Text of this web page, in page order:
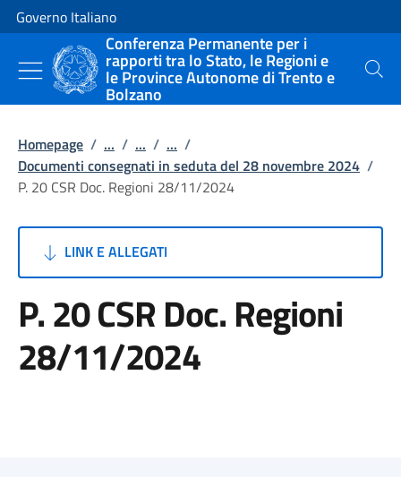
Vai al contenuto
Vai alla navigazione del sito
Governo Italiano
Conferenza Permanente per i
rapporti tra lo Stato, le Regioni e
le Province Autonome di Trento e
Bolzano
Cerca
Homepage / ... / ... / ... /
Documenti consegnati in seduta del 28 novembre 2024 /
P. 20 CSR Doc. Regioni 28/11/2024
LINK E ALLEGATI
P. 20 CSR Doc. Regioni
28/11/2024